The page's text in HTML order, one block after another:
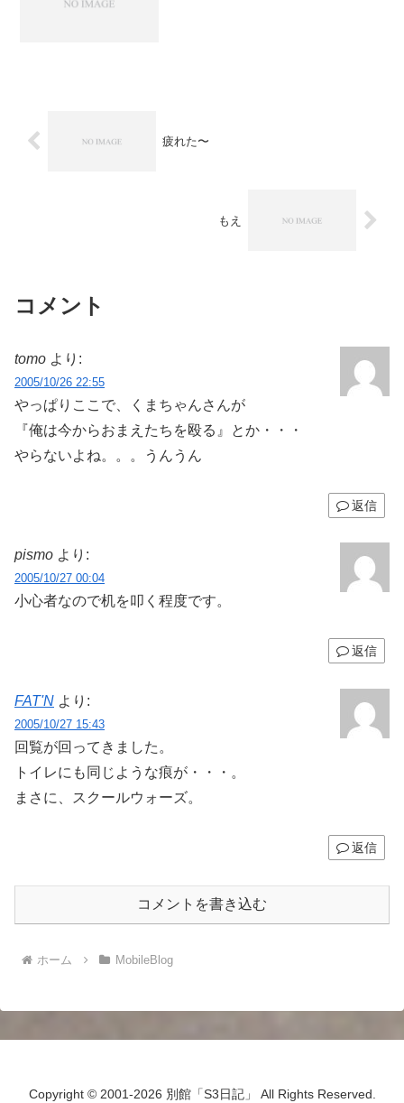
疲れた〜
もえ
コメント
tomo より:
2005/10/26 22:55
やっぱりここで、くまちゃんさんが
『俺は今からおまえたちを殴る』とか・・・
やらないよね。。。うんうん
返信
pismo より:
2005/10/27 00:04
小心者なので机を叩く程度です。
返信
FAT'N より:
2005/10/27 15:43
回覧が回ってきました。
トイレにも同じような痕が・・・。
まさに、スクールウォーズ。
返信
コメントを書き込む
ホーム MobileBlog
Copyright © 2001-2026 別館「S3日記」 All Rights Reserved.